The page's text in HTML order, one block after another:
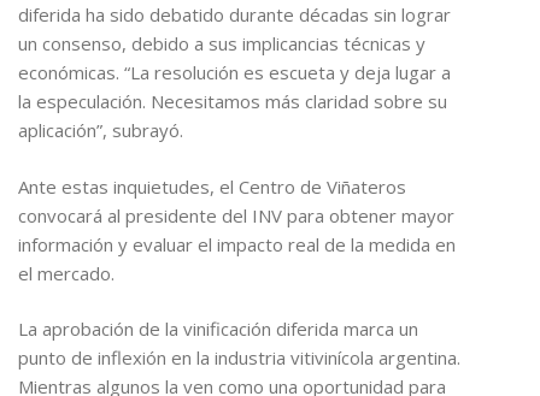
diferida ha sido debatido durante décadas sin lograr
un consenso, debido a sus implicancias técnicas y
económicas. “La resolución es escueta y deja lugar a
la especulación. Necesitamos más claridad sobre su
aplicación”, subrayó.
Ante estas inquietudes, el Centro de Viñateros
convocará al presidente del INV para obtener mayor
información y evaluar el impacto real de la medida en
el mercado.
La aprobación de la vinificación diferida marca un
punto de inflexión en la industria vitivinícola argentina.
Mientras algunos la ven como una oportunidad para